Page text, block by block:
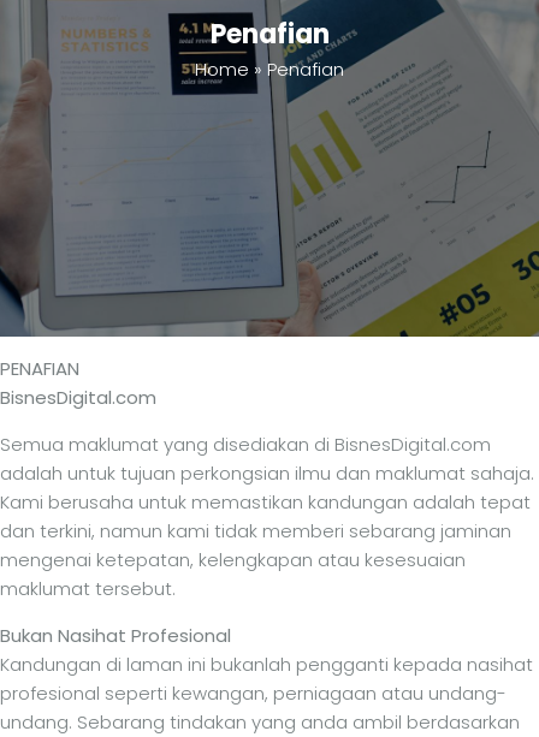
Penafian
Home » Penafian
PENAFIAN
BisnesDigital.com
Semua maklumat yang disediakan di BisnesDigital.com
adalah untuk tujuan perkongsian ilmu dan maklumat sahaja.
Kami berusaha untuk memastikan kandungan adalah tepat
dan terkini, namun kami tidak memberi sebarang jaminan
mengenai ketepatan, kelengkapan atau kesesuaian
maklumat tersebut.
Bukan Nasihat Profesional
Kandungan di laman ini bukanlah pengganti kepada nasihat
profesional seperti kewangan, perniagaan atau undang-
undang. Sebarang tindakan yang anda ambil berdasarkan